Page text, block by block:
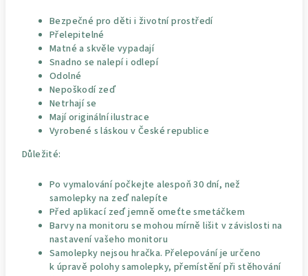
Bezpečné pro děti i životní prostředí
Přelepitelné
Matné a skvěle vypadají
Snadno se nalepí i odlepí
Odolné
Nepoškodí zeď
Netrhají se
Mají originální ilustrace
Vyrobené s láskou v České republice
Důležité:
Po vymalování počkejte alespoň 30 dní, než
samolepky na zeď nalepíte
Před aplikací zeď jemně omeťte smetáčkem
Barvy na monitoru se mohou mírně lišit v závislosti na
nastavení vašeho monitoru
Samolepky nejsou hračka. Přelepování je určeno
k úpravě polohy samolepky, přemístění při stěhování